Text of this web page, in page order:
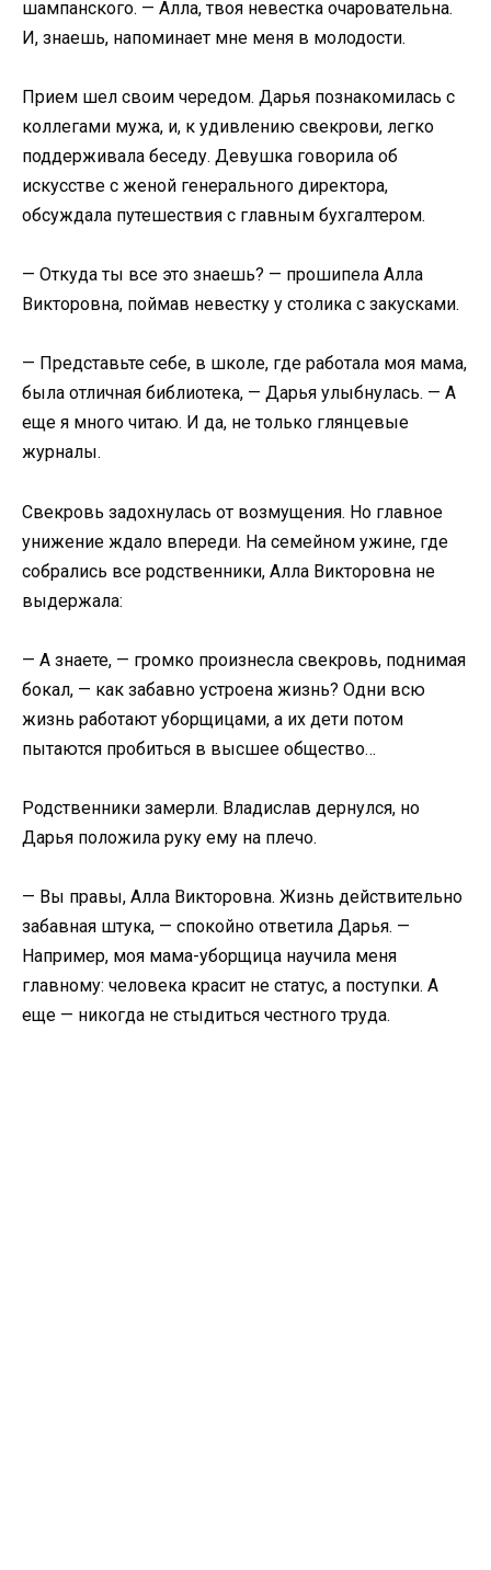
шампанского. — Алла, твоя невестка очаровательна.
И, знаешь, напоминает мне меня в молодости.
Прием шел своим чередом. Дарья познакомилась с
коллегами мужа, и, к удивлению свекрови, легко
поддерживала беседу. Девушка говорила об
искусстве с женой генерального директора,
обсуждала путешествия с главным бухгалтером.
— Откуда ты все это знаешь? — прошипела Алла
Викторовна, поймав невестку у столика с закусками.
— Представьте себе, в школе, где работала моя мама,
была отличная библиотека, — Дарья улыбнулась. — А
еще я много читаю. И да, не только глянцевые
журналы.
Свекровь задохнулась от возмущения. Но главное
унижение ждало впереди. На семейном ужине, где
собрались все родственники, Алла Викторовна не
выдержала:
— А знаете, — громко произнесла свекровь, поднимая
бокал, — как забавно устроена жизнь? Одни всю
жизнь работают уборщицами, а их дети потом
пытаются пробиться в высшее общество…
Родственники замерли. Владислав дернулся, но
Дарья положила руку ему на плечо.
— Вы правы, Алла Викторовна. Жизнь действительно
забавная штука, — спокойно ответила Дарья. —
Например, моя мама-уборщица научила меня
главному: человека красит не статус, а поступки. А
еще — никогда не стыдиться честного труда.